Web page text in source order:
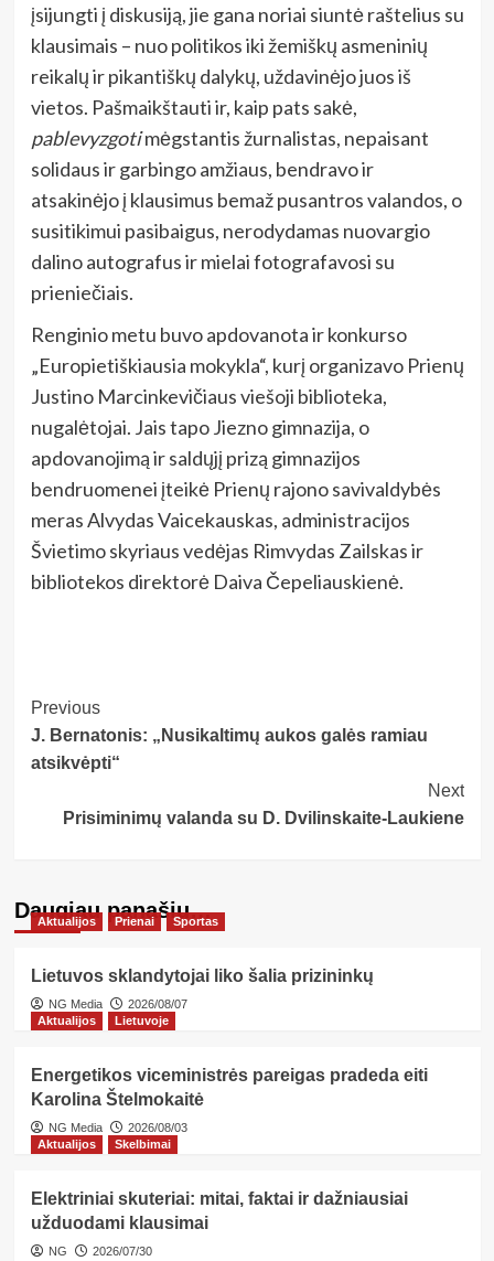
įsijungti į diskusiją, jie gana noriai siuntė raštelius su
klausimais – nuo politikos iki žemiškų asmeninių
reikalų ir pikantiškų dalykų, uždavinėjo juos iš
vietos. Pašmaikštauti ir, kaip pats sakė,
pablevyzgotimėgstantis žurnalistas, nepaisant
solidaus ir garbingo amžiaus, bendravo ir
atsakinėjo į klausimus bemaž pusantros valandos, o
susitikimui pasibaigus, nerodydamas nuovargio
dalino autografus ir mielai fotografavosi su
prieniečiais.
Renginio metu buvo apdovanota ir konkurso
„Europietiškiausia mokykla“, kurį organizavo Prienų
Justino Marcinkevičiaus viešoji biblioteka,
nugalėtojai. Jais tapo Jiezno gimnazija, o
apdovanojimą ir saldųjį prizą gimnazijos
bendruomenei įteikė Prienų rajono savivaldybės
meras Alvydas Vaicekauskas, administracijos
Švietimo skyriaus vedėjas Rimvydas Zailskas ir
bibliotekos direktorė Daiva Čepeliauskienė.
Post
Navigation
Previous
J. Bernatonis: „Nusikaltimų aukos galės ramiau
atsikvėpti“
Next
Prisiminimų valanda su D. Dvilinskaite-Laukiene
Daugiau panašių…
Aktualijos Prienai Sportas
Lietuvos sklandytojai liko šalia prizininkų
NG Media
2026/08/07
Aktualijos
Lietuvoje
Energetikos viceministrės pareigas pradeda eiti
Karolina Štelmokaitė
NG Media
2026/08/03
Aktualijos
Skelbimai
Elektriniai skuteriai: mitai, faktai ir dažniausiai
užduodami klausimai
NG 2026/07/30